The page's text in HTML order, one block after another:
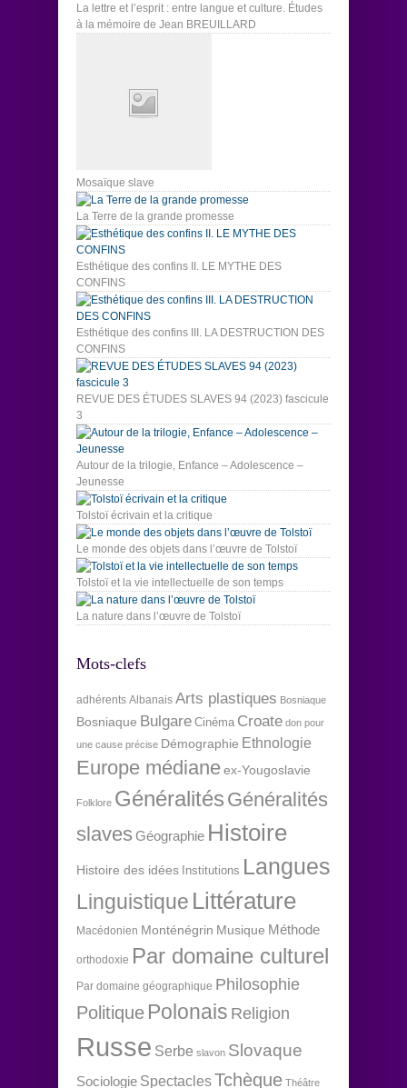
La lettre et l’esprit : entre langue et culture. Études
à la mémoire de Jean BREUILLARD
Mosaïque slave
La Terre de la grande promesse
Esthétique des confins II. LE MYTHE DES
CONFINS
Esthétique des confins III. LA DESTRUCTION DES
CONFINS
REVUE DES ÉTUDES SLAVES 94 (2023) fascicule
3
Autour de la trilogie, Enfance – Adolescence –
Jeunesse
Tolstoï écrivain et la critique
Le monde des objets dans l’œuvre de Tolstoï
Tolstoï et la vie intellectuelle de son temps
La nature dans l’œuvre de Tolstoï
Mots-clefs
adhérents Albanais Arts plastiques Bosniaque
Bosniaque Bulgare Cinéma Croate don pour
une cause précise Démographie Ethnologie
Europe médianeex-Yougoslavie
Folklore Généralités Généralités
slaves Géographie Histoire
Histoire des idées Institutions Langues
Linguistique Littérature
Macédonien Monténégrin Musique Méthode
orthodoxie Par domaine culturel
Par domaine géographique Philosophie
Politique Polonais Religion
Russe Serbe slavon Slovaque
Sociologie SpectaclesTchèque Théâtre